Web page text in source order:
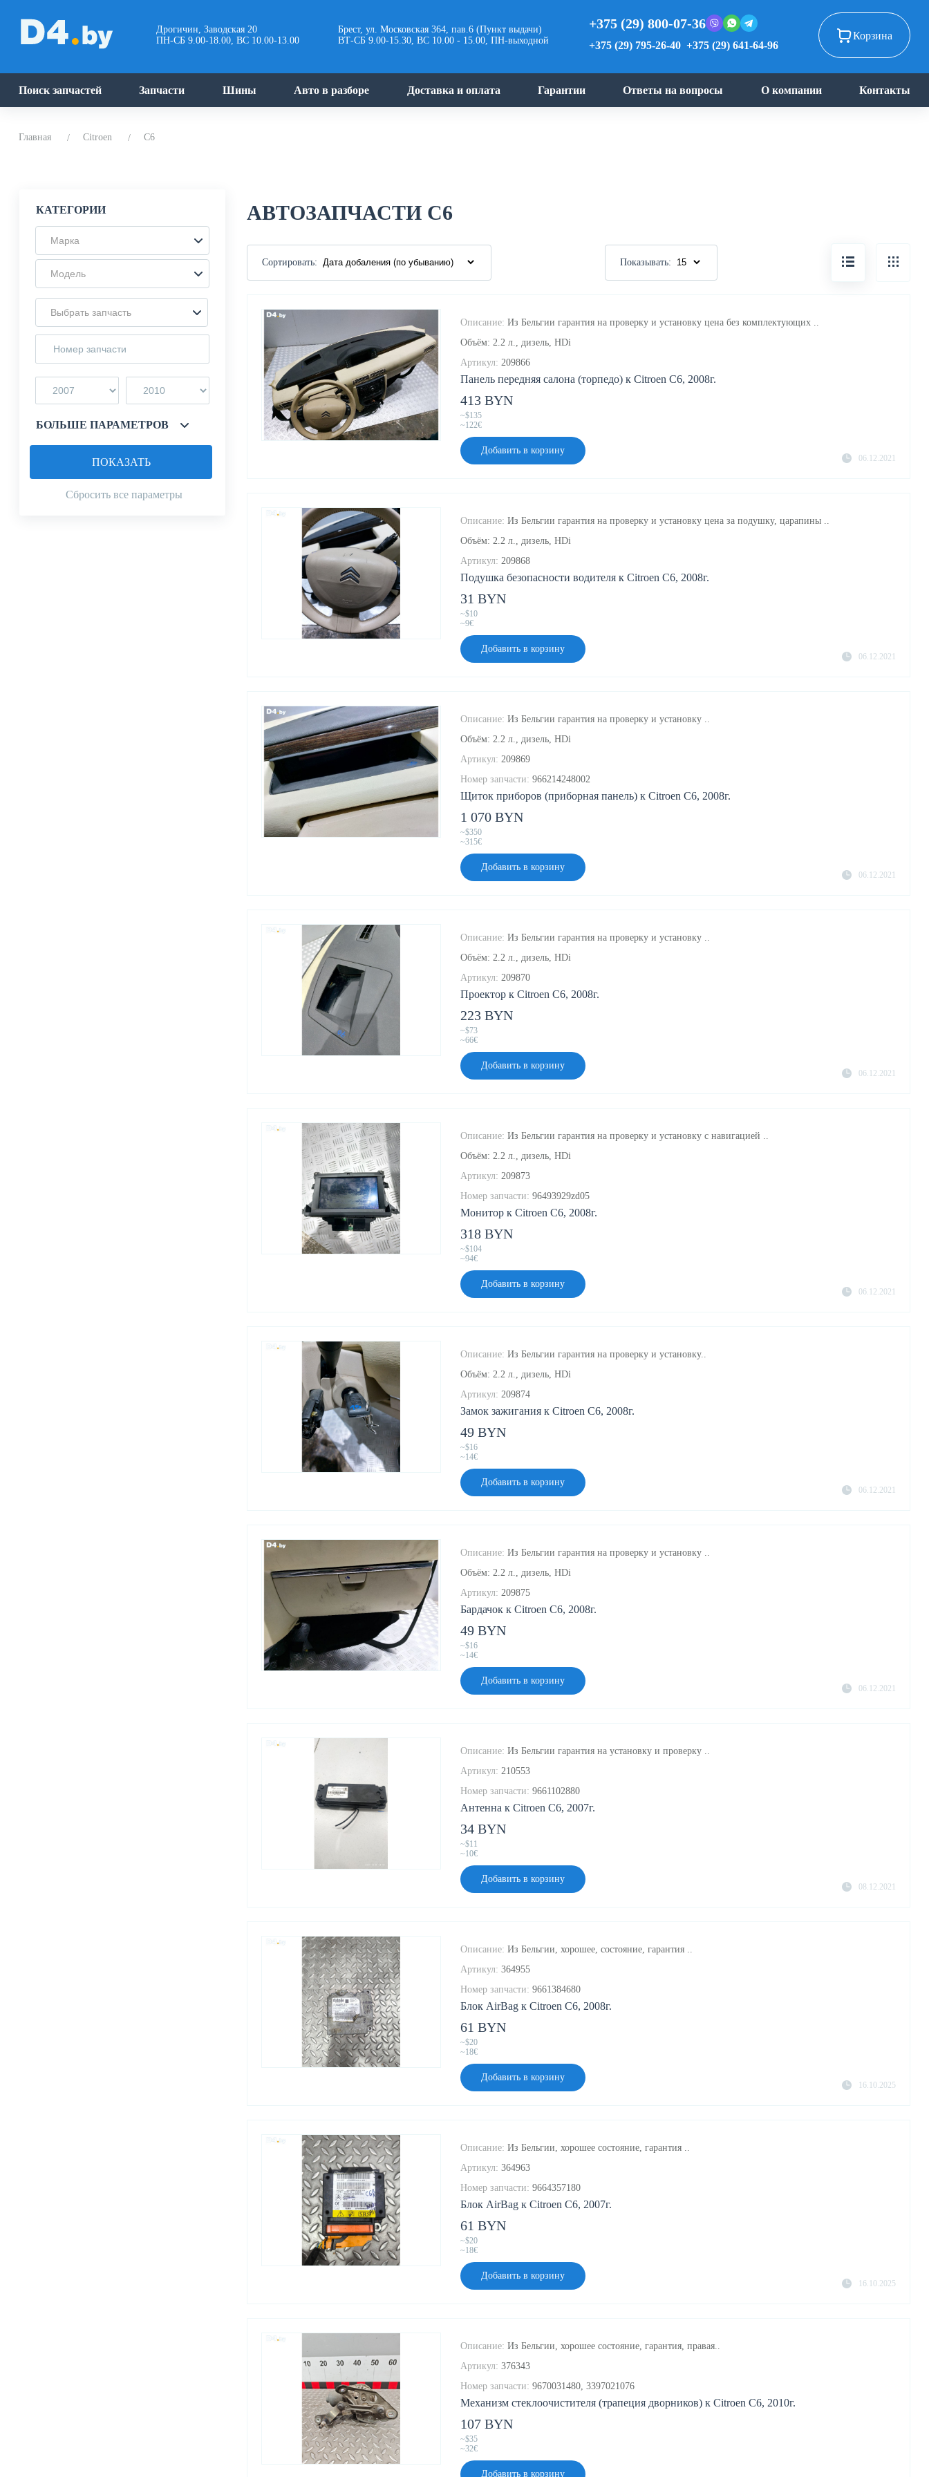
Дрогичин, Заводская 20
ПН-СБ 9.00-18.00, ВС 10.00-13.00
Брест, ул. Московская 364, пав.6 (Пункт выдачи)
ВТ-СБ 9.00-15.30, ВС 10.00 - 15.00, ПН-выходной
+375 (29) 800-07-36
+375 (29) 795-26-40 +375 (29) 641-64-96
Корзина
Поиск запчастей Запчасти Шины Авто в разборе Доставка и оплата Гарантии Ответы на вопросы О компании Контакты
Главная Citroen C6
КАТЕГОРИИ
Марка
Модель
Выбрать запчасть
БОЛЬШЕ ПАРАМЕТРОВ
Сбросить все параметры
ПОКАЗАТЬ
АВТОЗАПЧАСТИ C6
Сортировать: Показывать:
Панель передняя салона (торпедо) к Citroen C6, 2008г.
Описание: Из Бельгии гарантия на проверку и установку цена без комплектующих ..
Объём: 2.2 л., дизель, HDi
Артикул: 209866
06.12.2021
413 BYN
~$135
~122€
Добавить в корзину
Подушка безопасности водителя к Citroen C6, 2008г.
Описание: Из Бельгии гарантия на проверку и установку цена за подушку, царапины ..
Объём: 2.2 л., дизель, HDi
Артикул: 209868
06.12.2021
31 BYN
~$10
~9€
Добавить в корзину
Щиток приборов (приборная панель) к Citroen C6, 2008г.
Описание: Из Бельгии гарантия на проверку и установку ..
Объём: 2.2 л., дизель, HDi
Артикул: 209869
Номер запчасти: 966214248002
06.12.2021
1 070 BYN
~$350
~315€
Добавить в корзину
Проектор к Citroen C6, 2008г.
Описание: Из Бельгии гарантия на проверку и установку ..
Объём: 2.2 л., дизель, HDi
Артикул: 209870
06.12.2021
223 BYN
~$73
~66€
Добавить в корзину
Монитор к Citroen C6, 2008г.
Описание: Из Бельгии гарантия на проверку и установку с навигацией ..
Объём: 2.2 л., дизель, HDi
Артикул: 209873
Номер запчасти: 96493929zd05
06.12.2021
318 BYN
~$104
~94€
Добавить в корзину
Замок зажигания к Citroen C6, 2008г.
Описание: Из Бельгии гарантия на проверку и установку..
Объём: 2.2 л., дизель, HDi
Артикул: 209874
06.12.2021
49 BYN
~$16
~14€
Добавить в корзину
Бардачок к Citroen C6, 2008г.
Описание: Из Бельгии гарантия на проверку и установку ..
Объём: 2.2 л., дизель, HDi
Артикул: 209875
06.12.2021
49 BYN
~$16
~14€
Добавить в корзину
Антенна к Citroen C6, 2007г.
Описание: Из Бельгии гарантия на установку и проверку ..
Артикул: 210553
Номер запчасти: 9661102880
08.12.2021
34 BYN
~$11
~10€
Добавить в корзину
Блок AirBag к Citroen C6, 2008г.
Описание: Из Бельгии, хорошее, состояние, гарантия ..
Артикул: 364955
Номер запчасти: 9661384680
16.10.2025
61 BYN
~$20
~18€
Добавить в корзину
Блок AirBag к Citroen C6, 2007г.
Описание: Из Бельгии, хорошее состояние, гарантия ..
Артикул: 364963
Номер запчасти: 9664357180
16.10.2025
61 BYN
~$20
~18€
Добавить в корзину
Механизм стеклоочистителя (трапеция дворников) к Citroen C6, 2010г.
Описание: Из Бельгии, хорошее состояние, гарантия, правая..
Артикул: 376343
Номер запчасти: 9670031480, 3397021076
107 BYN
~$35
~32€
Добавить в корзину